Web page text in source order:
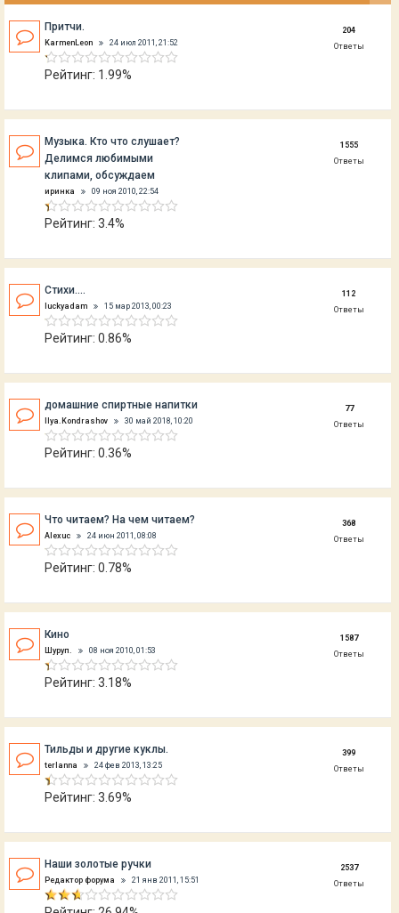
Притчи.
KarmenLeon 24 июл 2011, 21:52
Рейтинг: 1.99%
204
Ответы
Музыка. Кто что слушает?
Делимся любимыми
клипами, обсуждаем
иринка 09 ноя 2010, 22:54
Рейтинг: 3.4%
1555
Ответы
Стихи....
luckyadam 15 мар 2013, 00:23
Рейтинг: 0.86%
112
Ответы
домашние спиртные напитки
Ilya.Kondrashov 30 май 2018, 10:20
Рейтинг: 0.36%
77
Ответы
Что читаем? На чем читаем?
Alexuc 24 июн 2011, 08:08
Рейтинг: 0.78%
368
Ответы
Кино
Шуруп. 08 ноя 2010, 01:53
Рейтинг: 3.18%
1587
Ответы
Тильды и другие куклы.
terlanna 24 фев 2013, 13:25
Рейтинг: 3.69%
399
Ответы
Наши золотые ручки
Редактор форума 21 янв 2011, 15:51
2537
Ответы